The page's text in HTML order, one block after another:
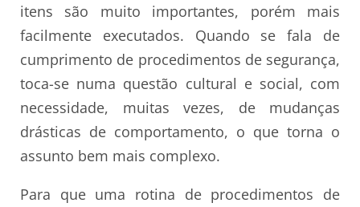
itens são muito importantes, porém mais
facilmente executados. Quando se fala de
cumprimento de procedimentos de segurança,
toca-se numa questão cultural e social, com
necessidade, muitas vezes, de mudanças
drásticas de comportamento, o que torna o
assunto bem mais complexo.
Para que uma rotina de procedimentos de